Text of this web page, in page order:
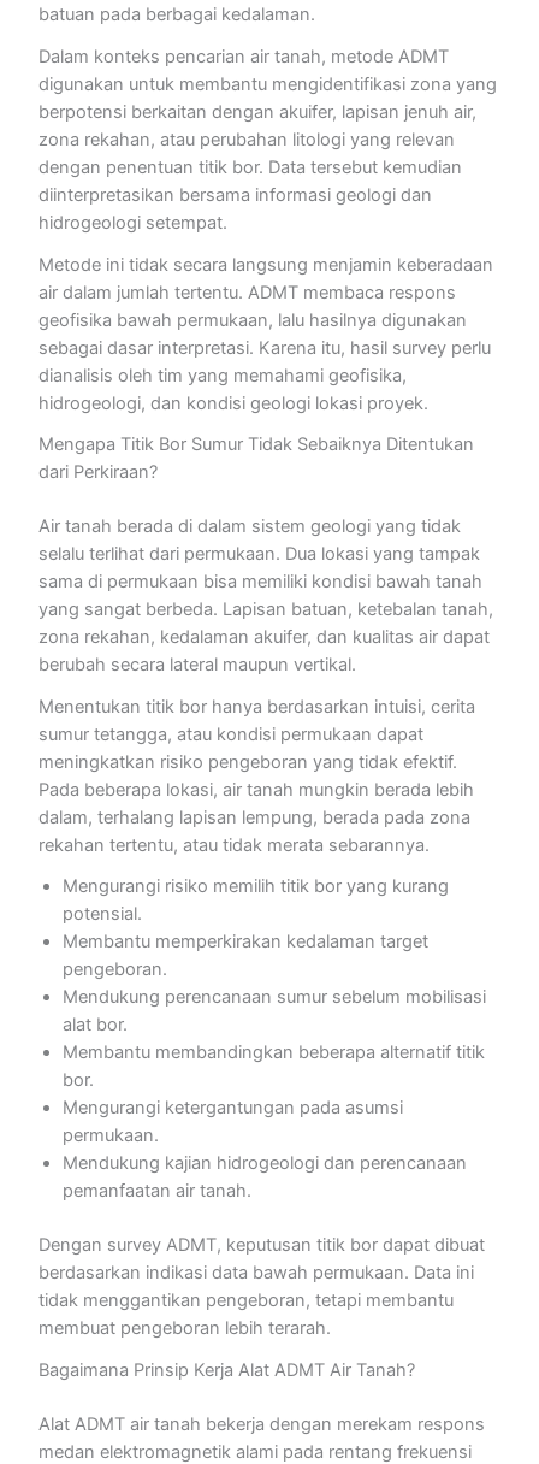
batuan pada berbagai kedalaman.
Dalam konteks pencarian air tanah, metode ADMT
digunakan untuk membantu mengidentifikasi zona yang
berpotensi berkaitan dengan akuifer, lapisan jenuh air,
zona rekahan, atau perubahan litologi yang relevan
dengan penentuan titik bor. Data tersebut kemudian
diinterpretasikan bersama informasi geologi dan
hidrogeologi setempat.
Metode ini tidak secara langsung menjamin keberadaan
air dalam jumlah tertentu. ADMT membaca respons
geofisika bawah permukaan, lalu hasilnya digunakan
sebagai dasar interpretasi. Karena itu, hasil survey perlu
dianalisis oleh tim yang memahami geofisika,
hidrogeologi, dan kondisi geologi lokasi proyek.
Mengapa Titik Bor Sumur Tidak Sebaiknya Ditentukan
dari Perkiraan?
Air tanah berada di dalam sistem geologi yang tidak
selalu terlihat dari permukaan. Dua lokasi yang tampak
sama di permukaan bisa memiliki kondisi bawah tanah
yang sangat berbeda. Lapisan batuan, ketebalan tanah,
zona rekahan, kedalaman akuifer, dan kualitas air dapat
berubah secara lateral maupun vertikal.
Menentukan titik bor hanya berdasarkan intuisi, cerita
sumur tetangga, atau kondisi permukaan dapat
meningkatkan risiko pengeboran yang tidak efektif.
Pada beberapa lokasi, air tanah mungkin berada lebih
dalam, terhalang lapisan lempung, berada pada zona
rekahan tertentu, atau tidak merata sebarannya.
Mengurangi risiko memilih titik bor yang kurang
potensial.
Membantu memperkirakan kedalaman target
pengeboran.
Mendukung perencanaan sumur sebelum mobilisasi
alat bor.
Membantu membandingkan beberapa alternatif titik
bor.
Mengurangi ketergantungan pada asumsi
permukaan.
Mendukung kajian hidrogeologi dan perencanaan
pemanfaatan air tanah.
Dengan survey ADMT, keputusan titik bor dapat dibuat
berdasarkan indikasi data bawah permukaan. Data ini
tidak menggantikan pengeboran, tetapi membantu
membuat pengeboran lebih terarah.
Bagaimana Prinsip Kerja Alat ADMT Air Tanah?
Alat ADMT air tanah bekerja dengan merekam respons
medan elektromagnetik alami pada rentang frekuensi